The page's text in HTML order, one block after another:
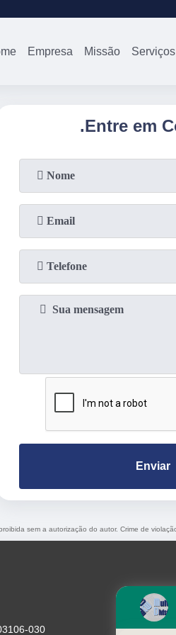
Empresa Missão Serviços
.Entre em
Enviar
sem a autorização do autor. Crime de
030